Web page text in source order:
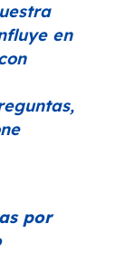
en
por